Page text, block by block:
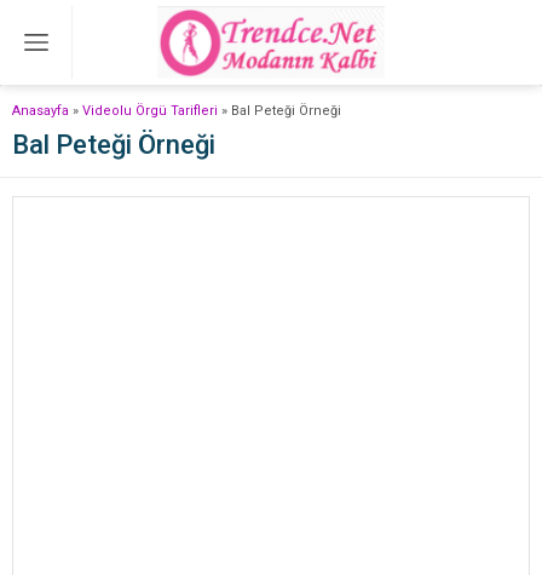
Anasayfa » Videolu Örgü Tarifleri » Bal Peteği Örneği
Bal Peteği Örneği